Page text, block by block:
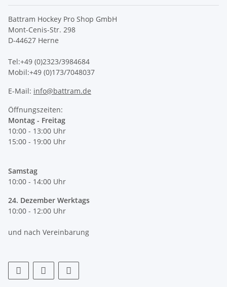
Battram Hockey Pro Shop GmbH
Mont-Cenis-Str. 298
D-44627 Herne
Tel:+49 (0)2323/3984684
Mobil:+49 (0)173/7048037
E-Mail: info@battram.de
Öffnungszeiten:
Montag - Freitag
10:00 - 13:00 Uhr
15:00 - 19:00 Uhr
Samstag
10:00 - 14:00 Uhr
24. Dezember Werktags
10:00 - 12:00 Uhr
und nach Vereinbarung